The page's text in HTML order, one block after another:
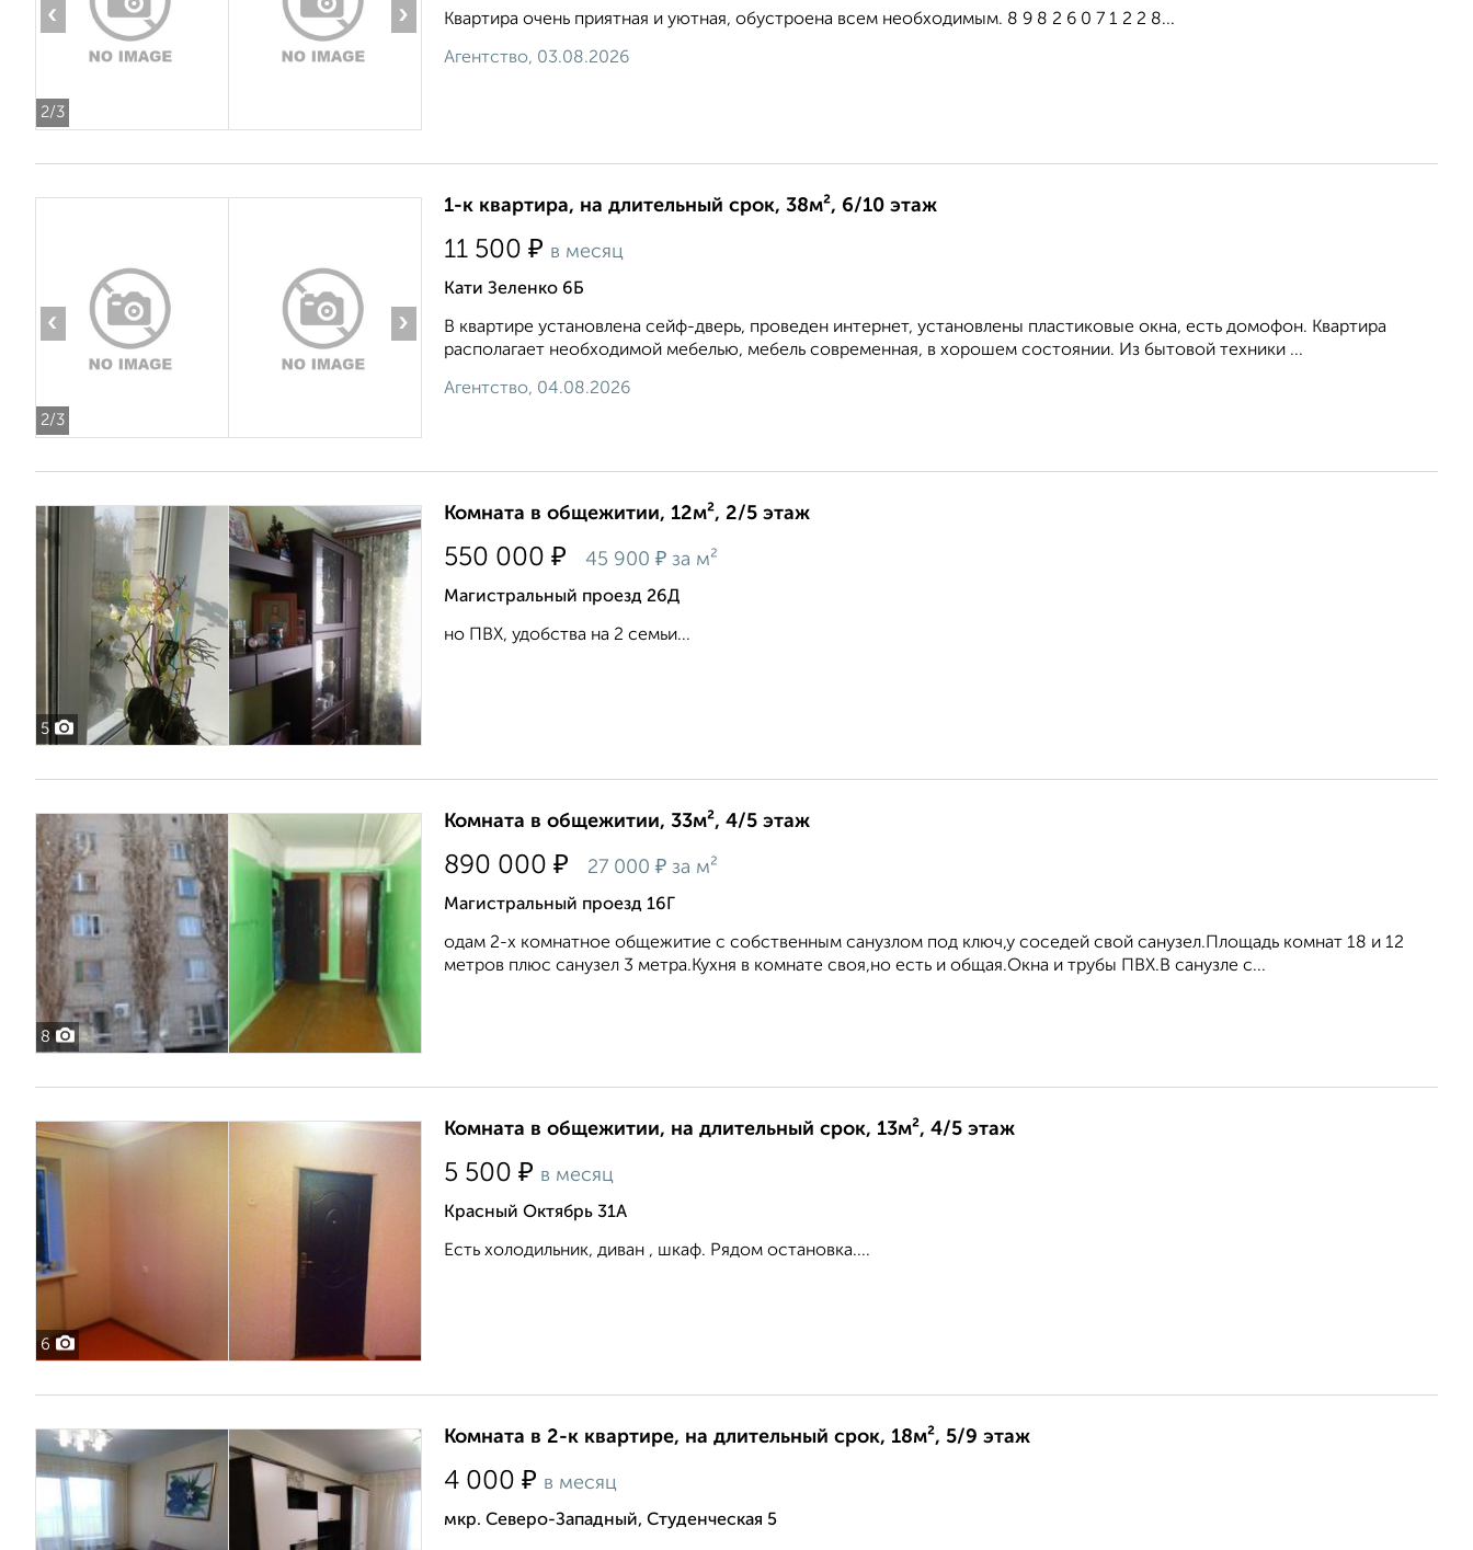
2/3
‹ › Квартира очень приятная и уютная, обустроена всем необходимым. 8 9 8 2 6 0 7 1 2 2 8...
Агентство, 03.08.2026
2/3
‹ ›
1-к квартира, на длительный срок, 38м², 6/10 этаж
11 500 ₽ в месяц
Кати Зеленко 6Б
В квартире установлена сейф-дверь, проведен интернет, установлены пластиковые окна, есть домофон. Квартира
располагает необходимой мебелью, мебель современная, в хорошем состоянии. Из бытовой техники ...
Агентство, 04.08.2026
5
Комната в общежитии, 12м², 2/5 этаж
550 000 ₽ 45 900 ₽ за м²
Магистральный проезд 26Д
но ПВХ, удобства на 2 семьи...
8
Комната в общежитии, 33м², 4/5 этаж
890 000 ₽ 27 000 ₽ за м²
Магистральный проезд 16Г
одам 2-х комнатное общежитие с собственным санузлом под ключ,у соседей свой санузел.Площадь комнат 18 и 12
метров плюс санузел 3 метра.Кухня в комнате своя,но есть и общая.Окна и трубы ПВХ.В санузле с...
6
Комната в общежитии, на длительный срок, 13м², 4/5 этаж
5 500 ₽ в месяц
Красный Октябрь 31А
Есть холодильник, диван , шкаф. Рядом остановка....
Комната в 2-к квартире, на длительный срок, 18м², 5/9 этаж
4 000 ₽ в месяц
мкр. Северо-Западный, Студенческая 5